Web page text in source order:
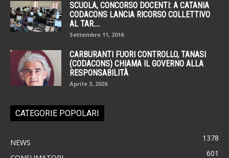
SCUOLA, CONCORSO DOCENTI: A CATANIA
CODACONS LANCIA RICORSO COLLETTIVO
AL TAR....
Settembre 11, 2016
CARBURANTI FUORI CONTROLLO, TANASI
(CODACONS) CHIAMA IL GOVERNO ALLA
RESPONSABILITÀ
Aprile 3, 2026
CATEGORIE POPOLARI
NEWS 1378
601